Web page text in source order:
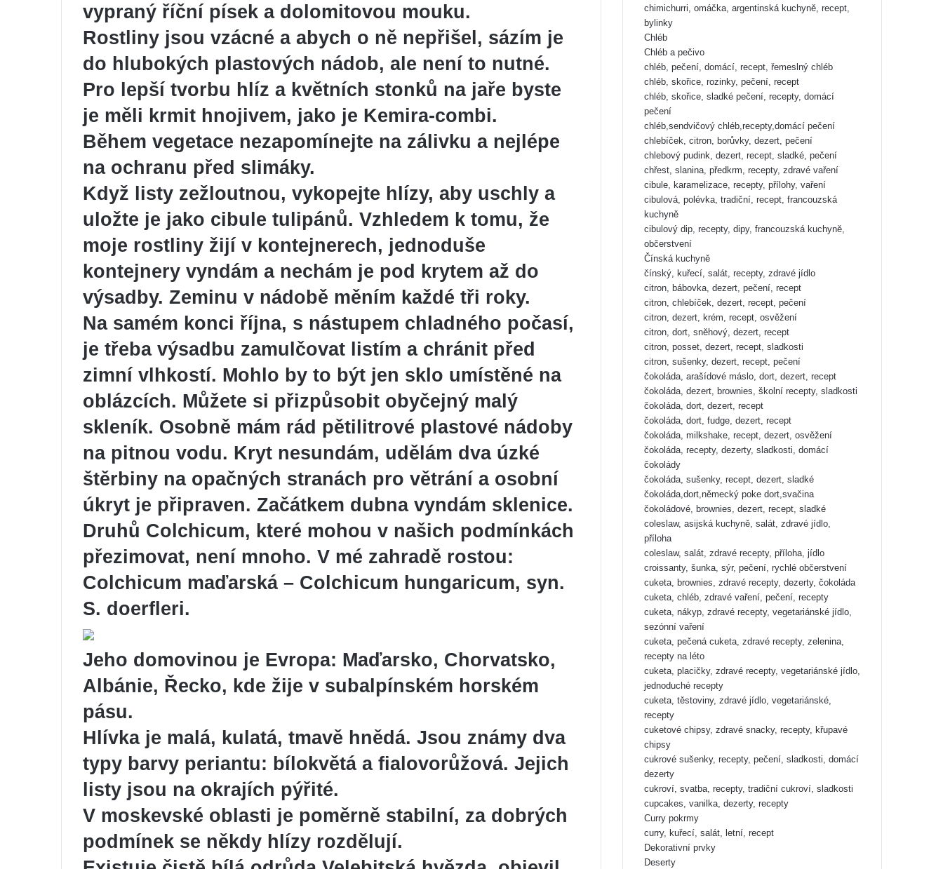
vypraný říční písek a dolomitovou mouku.
Rostliny jsou vzácné a abych o ně nepřišel, sázím je
do hlubokých plastových nádob, ale není to nutné.
Pro lepší tvorbu hlíz a květních stonků na jaře byste
je měli krmit hnojivem, jako je Kemira-combi.
Během vegetace nezapomínejte na zálivku a nejlépe
na ochranu před slimáky.
Když listy zežloutnou, vykopejte hlízy, aby uschly a
uložte je jako cibule tulipánů. Vzhledem k tomu, že
moje rostliny žijí v kontejnerech, jednoduše
kontejnery vyndám a nechám je pod krytem až do
výsadby. Zeminu v nádobě měním každé tři roky.
Na samém konci října, s nástupem chladného počasí,
je třeba výsadbu zamulčovat listím a chránit před
zimní vlhkostí. Mohlo by to být jen sklo umístěné na
oblázcích. Můžete si přizpůsobit obyčejný malý
skleník. Osobně mám rád pětilitrové plastové nádoby
na pitnou vodu. Kryt nesundám, udělám dva úzké
štěrbiny na opačných stranách pro větrání a osobní
úkryt je připraven. Začátkem dubna vyndám sklenice.
Druhů Colchicum, které mohou v našich podmínkách
přezimovat, není mnoho. V mé zahradě rostou:
Colchicum maďarská – Colchicum hungaricum, syn.
S. doerfleri.
Jeho domovinou je Evropa: Maďarsko, Chorvatsko,
Albánie, Řecko, kde žije v subalpínském horském
pásu.
Hlívka je malá, kulatá, tmavě hnědá. Jsou známy dva
typy barvy periantu: bílokvětá a fialovorůžová. Jejich
listy jsou na okrajích pýřité.
V moskevské oblasti je poměrně stabilní, za dobrých
podmínek se někdy hlízy rozdělují.
chimichurri, omáčka, argentinská kuchyně, recept,
bylinky
Chléb
Chléb a pečivo
chléb, pečení, domácí, recept, řemeslný chléb
chléb, skořice, rozinky, pečení, recept
chléb, skořice, sladké pečení, recepty, domácí
pečení
chléb,sendvičový chléb,recepty,domácí pečení
chlebíček, citron, borůvky, dezert, pečení
chlebový pudink, dezert, recept, sladké, pečení
chřest, slanina, předkrm, recepty, zdravé vaření
cibule, karamelizace, recepty, přílohy, vaření
cibulová, polévka, tradiční, recept, francouzská
kuchyně
cibulový dip, recepty, dipy, francouzská kuchyně,
občerstvení
Čínská kuchyně
čínský, kuřecí, salát, recepty, zdravé jídlo
citron, bábovka, dezert, pečení, recept
citron, chlebíček, dezert, recept, pečení
citron, dezert, krém, recept, osvěžení
citron, dort, sněhový, dezert, recept
citron, posset, dezert, recept, sladkosti
citron, sušenky, dezert, recept, pečení
čokoláda, arašídové máslo, dort, dezert, recept
čokoláda, dezert, brownies, školní recepty, sladkosti
čokoláda, dort, dezert, recept
čokoláda, dort, fudge, dezert, recept
čokoláda, milkshake, recept, dezert, osvěžení
čokoláda, recepty, dezerty, sladkosti, domácí
čokolády
čokoláda, sušenky, recept, dezert, sladké
čokoláda,dort,německý poke dort,svačina
čokoládové, brownies, dezert, recept, sladké
coleslaw, asijská kuchyně, salát, zdravé jídlo,
příloha
coleslaw, salát, zdravé recepty, příloha, jídlo
croissanty, šunka, sýr, pečení, rychlé občerstvení
cuketa, brownies, zdravé recepty, dezerty, čokoláda
cuketa, chléb, zdravé vaření, pečení, recepty
cuketa, nákyp, zdravé recepty, vegetariánské jídlo,
sezónní vaření
cuketa, pečená cuketa, zdravé recepty, zelenina,
recepty na léto
cuketa, placičky, zdravé recepty, vegetariánské jídlo,
jednoduché recepty
cuketa, těstoviny, zdravé jídlo, vegetariánské,
recepty
cuketové chipsy, zdravé snacky, recepty, křupavé
chipsy
cukrové sušenky, recepty, pečení, sladkosti, domácí
dezerty
cukroví, svatba, recepty, tradiční cukroví, sladkosti
cupcakes, vanilka, dezerty, recepty
Curry pokrmy
curry, kuřecí, salát, letní, recept
Dekorativní prvky
Deserty